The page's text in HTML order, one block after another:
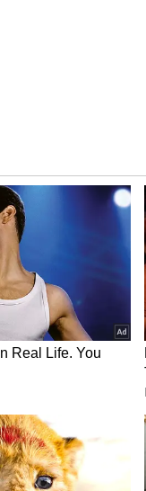
పదవీ విరమణ
సెషన్‌ను ఒక
పార్లమెంటుకు
ఉన్న ప్రతిదీ
కలిగిస్తోందో